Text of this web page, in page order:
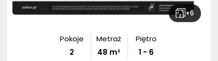
+6
Pokoje
2
Metraż
48 m²
Piętro
1 - 6